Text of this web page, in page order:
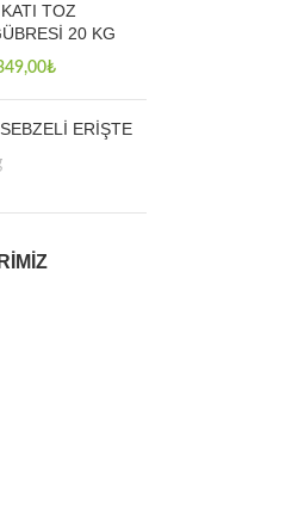
TOZ
20 KG
₺
ERİŞTE